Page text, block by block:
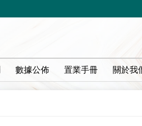
數據公佈 置業手冊 關於我